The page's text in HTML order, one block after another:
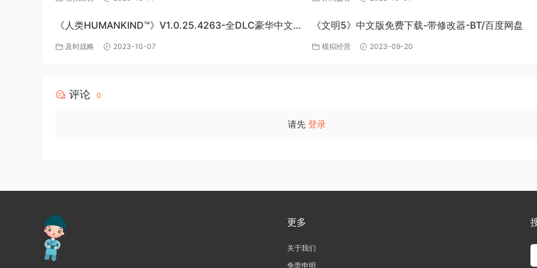
《人类HUMANKIND™》V1.0.25.4263-全DLC豪华中文
版-百度网盘免费下载
及时战略 2023-10-07
《文明5》中文版免费下载-带修改器-BT/百度网盘
模拟经营 2023-09-20
评论 0
请先 登录
更多
关于我们
免责申明